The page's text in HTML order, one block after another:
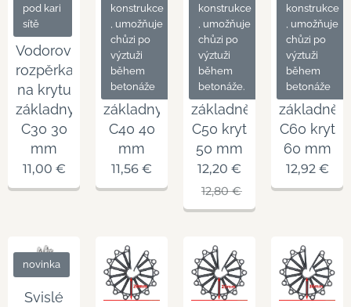
Vodorovná
rozpěrka
na krytu
základny
C30 30
mm
pod kari
sítě
11,00 €
Vodorovná
rozpěrka
na krytu
základny
C40 40
mm
konstrukce
, umožňuje
chůzi po
výztuži
během
betonáže
11,56 €
Vodorovná
rozpěrka
na
základně
C50 kryt
50 mm
konstrukce
, umožňuje
chůzi po
výztuži
během
betonáže.
12,20 €
12,80€
Vodorovná
rozpěrka
na
základně
C60 kryt
60 mm
konstrukce
, umožňuje
chůzi po
výztuži
během
betonáže
12,92€
Svislé
novinka